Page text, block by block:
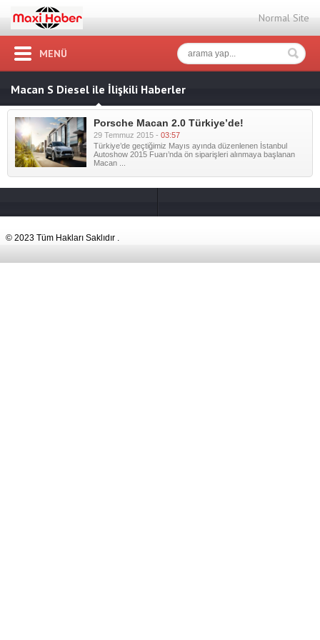
Normal Site
MENÜ
Macan S Diesel ile İlişkili Haberler
Porsche Macan 2.0 Türkiye’de!
29 Temmuz 2015 - 03:57
Türkiye’de geçtiğimiz Mayıs ayında düzenlenen İstanbul
Autoshow 2015 Fuarı’nda ön siparişleri alınmaya başlanan
Macan ...
© 2023 Tüm Hakları Saklıdır .